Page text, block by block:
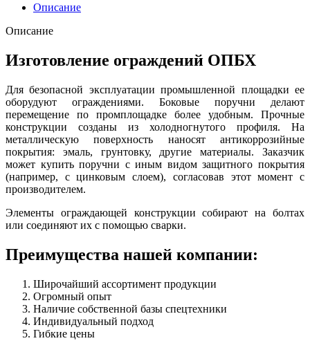
Описание
Описание
Изготовление ограждений ОПБХ
Для безопасной эксплуатации промышленной площадки ее
оборудуют ограждениями. Боковые поручни делают
перемещение по промплощадке более удобным. Прочные
конструкции созданы из холодногнутого профиля. На
металлическую поверхность наносят антикоррозийные
покрытия: эмаль, грунтовку, другие материалы. Заказчик
может купить поручни с иным видом защитного покрытия
(например, с цинковым слоем), согласовав этот момент с
производителем.
Элементы ограждающей конструкции собирают на болтах
или соединяют их с помощью сварки.
Преимущества нашей компании:
Широчайший ассортимент продукции
Огромный опыт
Наличие собственной базы спецтехники
Индивидуальный подход
Гибкие цены